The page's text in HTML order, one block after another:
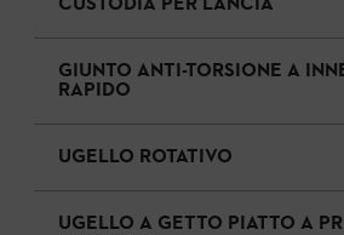
GIUNTO ANTI-TORSIONE A
RAPIDO
UGELLO ROTATIVO
UGELLO A GETTO PIATTO A